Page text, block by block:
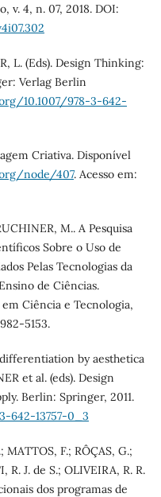
v. 4, n. 07, 2018. DOI:
L. (Eds). Design Thinking:
Verlag Berlin
10.1007/978-3-642-
Criativa. Disponível
node/407. Acesso em:
M.. A Pesquisa
Sobre o Uso de
Pelas Tecnologias da
de Ciências.
em Ciência e Tecnologia,
5153.
by aesthetica
et al. (eds). Design
Berlin: Springer, 2011.
642-13757-0_3
F.; RÔÇAS, G.;
R. J. de S.; OLIVEIRA, R. R.
dos programas de